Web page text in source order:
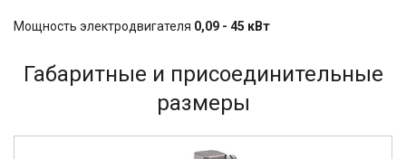
Мощность электродвигателя 0,09 - 45 кВт
Габаритные и присоединительные
размеры